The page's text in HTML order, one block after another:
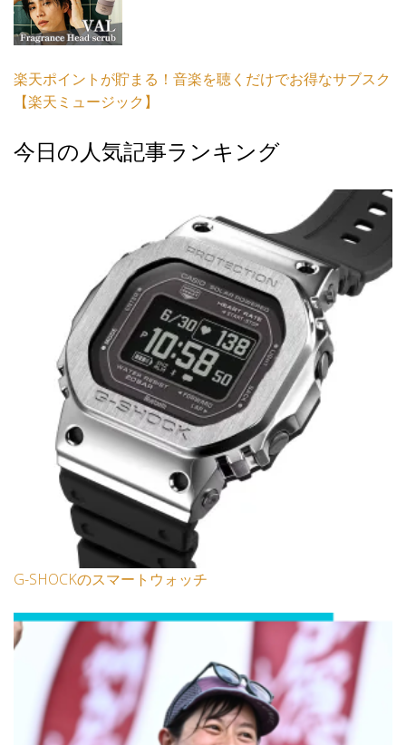
楽天ポイントが貯まる！音楽を聴くだけでお得なサブスク
【楽天ミュージック】
今日の人気記事ランキング
G-SHOCKのスマートウォッチ